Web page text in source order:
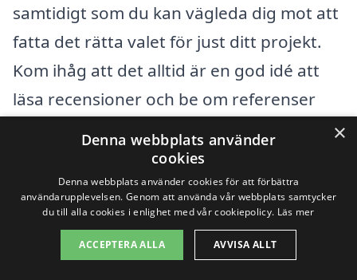
samtidigt som du kan vägleda dig mot att
fatta det rätta valet för just ditt projekt.
Kom ihåg att det alltid är en god idé att
läsa recensioner och be om referenser
tapetserare. På så sätt kan du få den
service och kvalitet du förväntar dig, till
ett pris som passar din budget.
×
Denna webbplats använder
cookies
Denna webbplats använder cookies för att förbättra
användarupplevelsen. Genom att använda vår webbplats samtycker
du till alla cookies i enlighet med vår cookiepolicy. Läs mer
ACCEPTERA ALLA AVVISA ALLT